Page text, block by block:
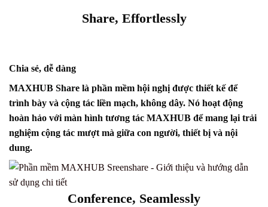
Share, Effortlessly
Chia sẻ, dễ dàng
MAXHUB Share là phần mềm hội nghị được thiết kế để
trình bày và cộng tác liền mạch, không dây. Nó hoạt động
hoàn hảo với màn hình tương tác MAXHUB để mang lại trải
nghiệm cộng tác mượt mà giữa con người, thiết bị và nội
dung.
Conference, Seamlessly